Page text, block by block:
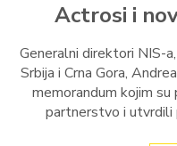
Actrosi i
Generalni direktori NIS-
Srbija i Crna Gora,
memorandum kojim
partnerstvo i utvrdili